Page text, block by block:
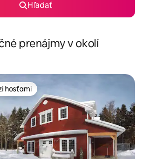
Hľadať
prenájmy v okolí
hosťami
hosťami